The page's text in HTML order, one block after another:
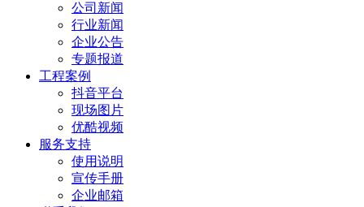
公司新闻
行业新闻
企业公告
专题报道
工程案例
抖音平台
现场图片
优酷视频
服务支持
使用说明
宣传手册
企业邮箱